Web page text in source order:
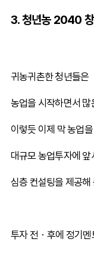
3. 청년농 2040
귀농귀촌한 청년들은
농업을 시작하면서
이렇듯 이제 막 농업
대규모 농업투자에
심층 컨설팅을 제공해
투자 전・후에 정기